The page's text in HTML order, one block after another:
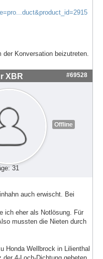
der Konversation beizutreten.
XBR #69528
Offline
31
auch erwischt. Bei
ich eher als Notlösung. Für
mussten die Nieten durch
Honda Wellbrock in Lilienthal